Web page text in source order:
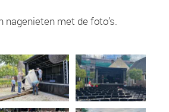
nagenieten met de foto’s.